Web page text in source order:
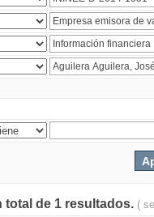
total de 1 resultados. (